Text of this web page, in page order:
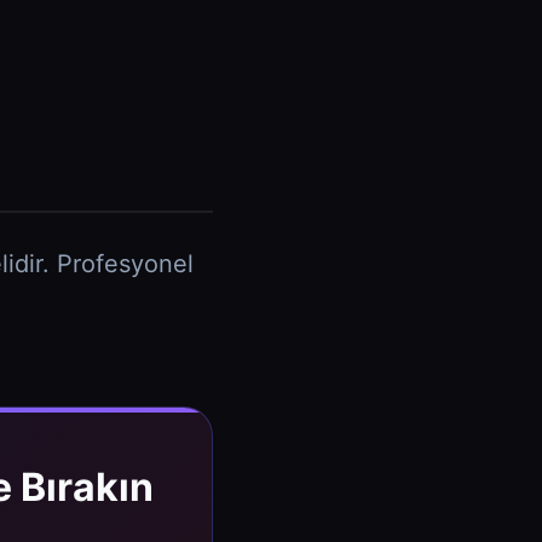
Profesyonel